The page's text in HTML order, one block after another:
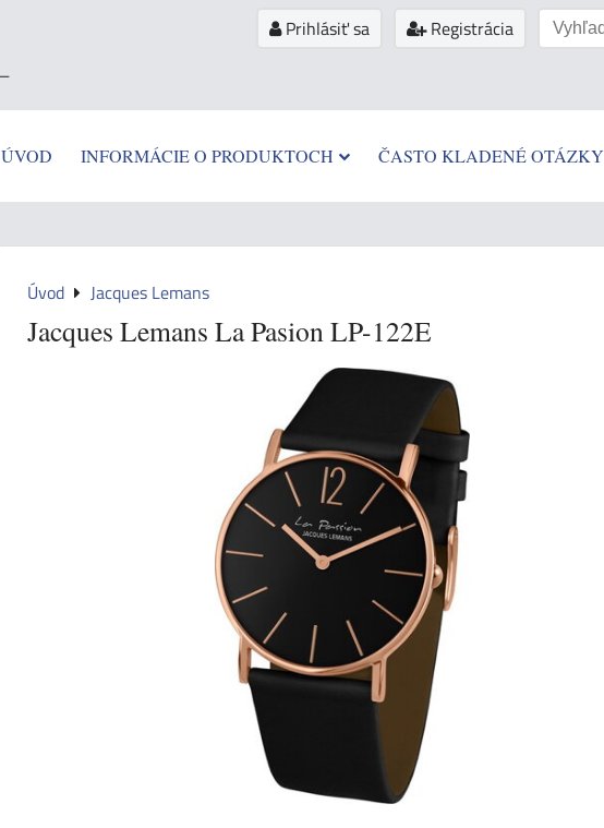
Prihlásiť sa Registrácia
ÚVOD INFORMÁCIE O PRODUKTOCH ČASTO KLADENÉ OTÁZKY
Úvod Jacques Lemans
Jacques Lemans La Pasion LP-122E